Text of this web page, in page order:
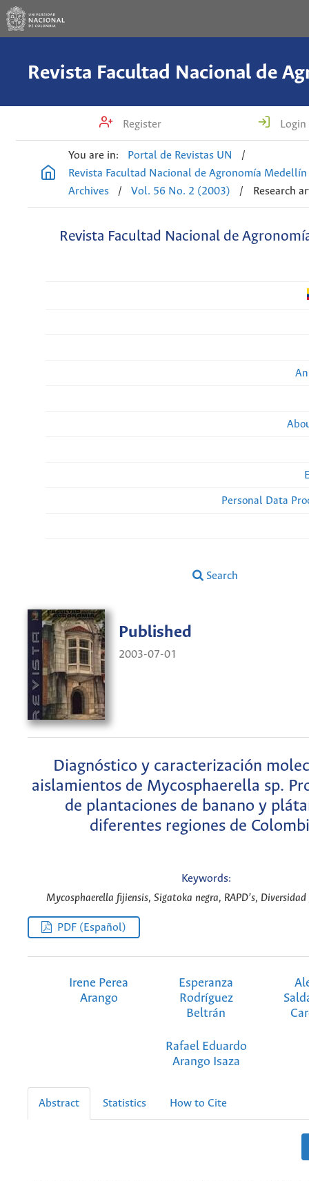
Register Login
You are in: Portal de Revistas UN
/
Revista Facultad Nacional de Agronomía Medellín
Archives
/ Vol. 56 No. 2 (2003) / Research
Revista Facultad Nacional de
Personal Data
Search
Published
2003-07-01
Diagnóstico y caracterización
aislamientos de Mycosphaerella sp.
de plantaciones de banano y
diferentes regiones de
Keywords:
Mycosphaerella fijiensis, Sigatoka negra, RAPD’s,
PDF (Español)
Irene Perea
Arango
Esperanza
Rodríguez
Beltrán
Rafael Eduardo
Arango Isaza
Abstract Statistics How to Cite